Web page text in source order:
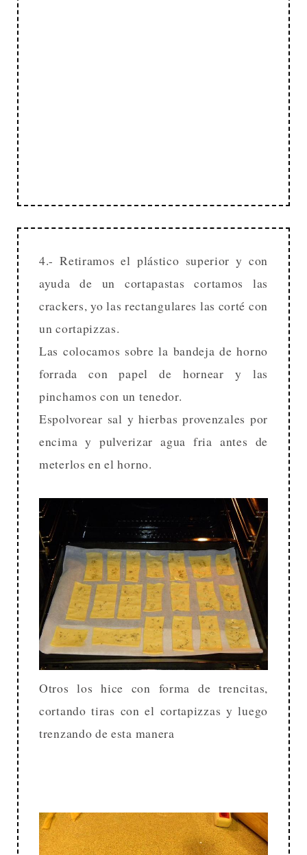
4.- Retiramos el plástico superior y con
ayuda de un cortapastas cortamos las
crackers, yo las rectangulares las corté con
un cortapizzas.
Las colocamos sobre la bandeja de horno
forrada con papel de hornear y las
pinchamos con un tenedor.
Espolvorear sal y hierbas provenzales por
encima y pulverizar agua fria antes de
meterlos en el horno.
Otros los hice con forma de trencitas,
cortando tiras con el cortapizzas y luego
trenzando de esta manera